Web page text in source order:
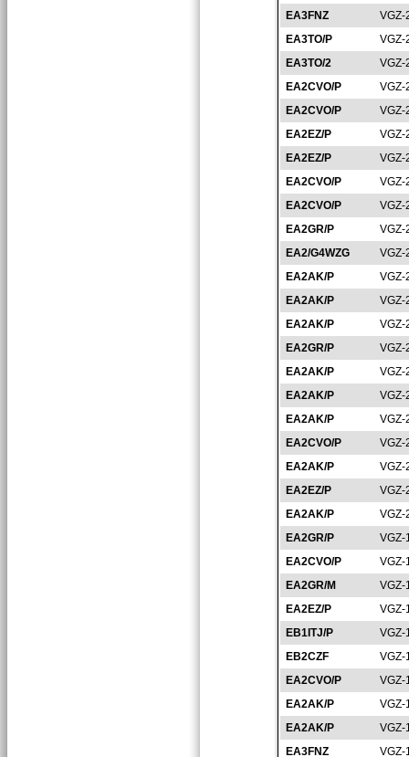
EA3FNZ
VGZ-
EA3TO/P
VGZ-
EA3TO/2
VGZ-
EA2CVO/P
VGZ-
EA2CVO/P
VGZ-
EA2EZ/P
VGZ-
EA2EZ/P
VGZ-
EA2CVO/P
VGZ-
EA2CVO/P
VGZ-
EA2GR/P
VGZ-
EA2/G4WZG
VGZ-
EA2AK/P
VGZ-
EA2AK/P
VGZ-
EA2AK/P
VGZ-
EA2GR/P
VGZ-
EA2AK/P
VGZ-
EA2AK/P
VGZ-
EA2AK/P
VGZ-
EA2CVO/P
VGZ-
EA2AK/P
VGZ-
EA2EZ/P
VGZ-
EA2AK/P
VGZ-
EA2GR/P
VGZ-
EA2CVO/P
VGZ-
EA2GR/M
VGZ-
EA2EZ/P
VGZ-
EB1ITJ/P
VGZ-
EB2CZF
VGZ-
EA2CVO/P
VGZ-
EA2AK/P
VGZ-
EA2AK/P
VGZ-
EA3FNZ
VGZ-